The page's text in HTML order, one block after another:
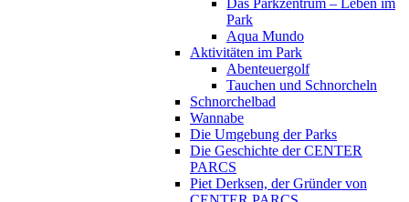
Das Parkzentrum – Leben im
Park
Aqua Mundo
Aktivitäten im Park
Abenteuergolf
Tauchen und Schnorcheln
Schnorchelbad
Wannabe
Die Umgebung der Parks
Die Geschichte der CENTER
PARCS
Piet Derksen, der Gründer von